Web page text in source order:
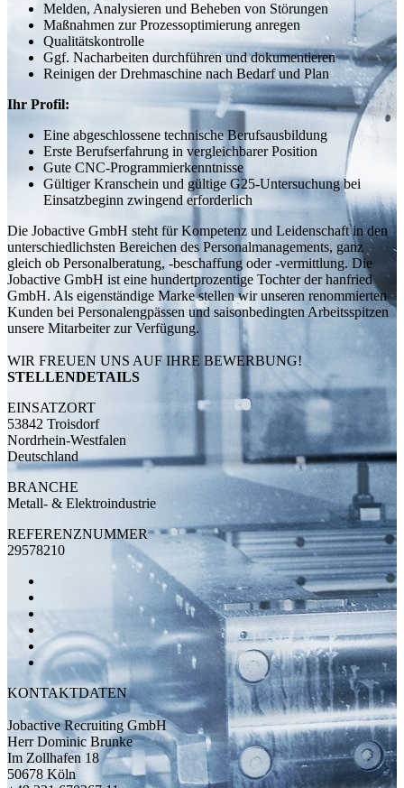
Melden, Analysieren und Beheben von Störungen
Maßnahmen zur Prozessoptimierung anregen
Qualitätskontrolle
Ggf. Nacharbeiten durchführen und dokumentieren
Reinigen der Drehmaschine nach Bedarf und Plan
Ihr Profil:
Eine abgeschlossene technische Berufsausbildung
Erste Berufserfahrung in vergleichbarer Position
Gute CNC-Programmierkenntnisse
Gültiger Kranschein und gültige G25-Untersuchung bei
Einsatzbeginn zwingend erforderlich
Die Jobactive GmbH steht für Kompetenz und Leidenschaft in den
unterschiedlichsten Bereichen des Personalmanagements, ganz
gleich ob Personalberatung, -beschaffung oder -vermittlung. Die
Jobactive GmbH ist eine hundertprozentige Tochter der hanfried
GmbH. Als eigenständige Marke stellen wir unseren renommierten
Kunden bei Personalengpässen und saisonbedingten Arbeitsspitzen
unsere Mitarbeiter zur Verfügung.
WIR FREUEN UNS AUF IHRE BEWERBUNG!
STELLENDETAILS
EINSATZORT
53842 Troisdorf
Nordrhein-Westfalen
Deutschland
BRANCHE
Metall- & Elektroindustrie
REFERENZNUMMER
29578210
KONTAKTDATEN
Jobactive Recruiting GmbH
Herr Dominic Brunke
Im Zollhafen 18
50678 Köln